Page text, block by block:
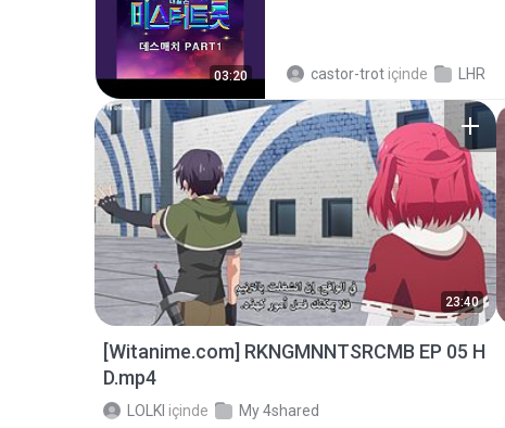
03:20 castor-trot içinde LHR
23:40
[Witanime.com] RKNGMNNTSRCMB EP 05 H
D.mp4
LOLKI içinde
My 4shared